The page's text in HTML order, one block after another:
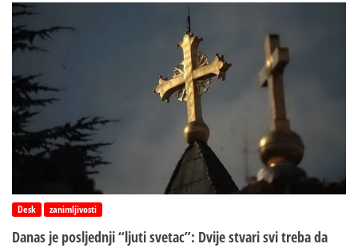
Desk zanimljivosti
Danas je posljednji “ljuti svetac”: Dvije stvari svi treba da